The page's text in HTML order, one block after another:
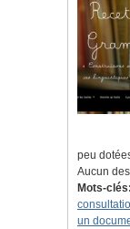
peu
Aucun
Mots-clés:
un